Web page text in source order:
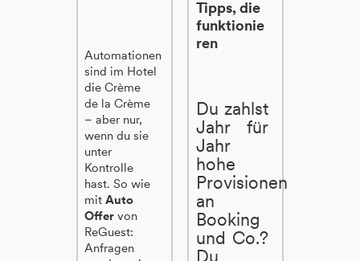
Automationen
sind im Hotel
die Crème
de la Crème
– aber nur,
wenn du sie
unter
Kontrolle
hast. So wie
mitAuto
Offer von
ReGuest:
Anfragen
Tipps, die
funktionie
ren
Du zahlst
Jahr für
Jahr
hohe
Provisionen
an
Booking
und Co.?
Du